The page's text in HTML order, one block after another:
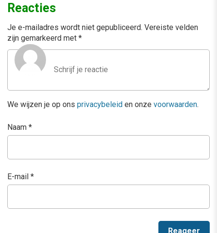
Reacties
Je e-mailadres wordt niet gepubliceerd. Vereiste velden
zijn gemarkeerd met *
We wijzen je op ons privacybeleid en onze voorwaarden.
Naam *
E-mail *